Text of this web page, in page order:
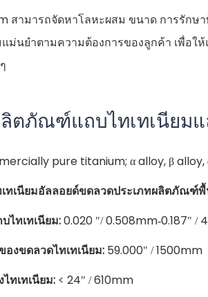
สามารถจัดหาโลหะผสม ขนาด การรักษ
ม่นยําตามความต้องการของลูกค้า เพื่อใ
ตภัณฑ์แถบไทเทเนียมแ
pure titanium; α alloy, β alloy,
เทเนียมอัลลอยด์ขดลวดประเภทผลิตภัณฑ์
ไทเทเนียม:0.020 "/ 0.508mm-0.187" /
งขดลวดไทเทเนียม: 59.000" / 1500mm
ทเทเนียม: < 24" / 610mm